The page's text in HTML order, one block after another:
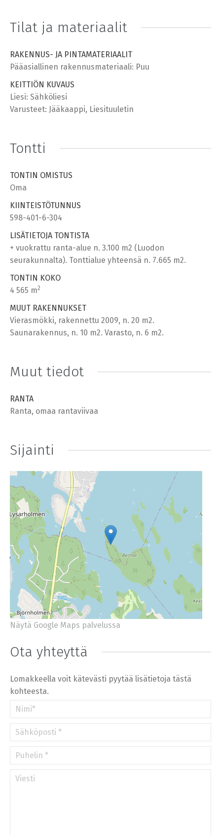
Tilat ja materiaalit
RAKENNUS- JA PINTAMATERIAALIT
Pääasiallinen rakennusmateriaali: Puu
KEITTIÖN KUVAUS
Liesi: Sähköliesi
Varusteet: Jääkaappi, Liesituuletin
Tontti
TONTIN OMISTUS
Oma
KIINTEISTÖTUNNUS
598-401-6-304
LISÄTIETOJA TONTISTA
+ vuokrattu ranta-alue n. 3.100 m2 (Luodon
seurakunnalta). Tonttialue yhteensä n. 7.665 m2.
TONTIN KOKO
4 565 m2
MUUT RAKENNUKSET
Vierasmökki, rakennettu 2009, n. 20 m2.
Saunarakennus, n. 10 m2. Varasto, n. 6 m2.
Muut tiedot
RANTA
Ranta, omaa rantaviivaa
Sijainti
+
−
©OpenStreetMap contributors.
»
Näytä Google Maps palvelussa
Ota yhteyttä
Lomakkeella voit kätevästi pyytää lisätietoja tästä
kohteesta.